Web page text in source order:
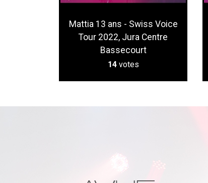
Mattia 13 ans - Swiss Voice
Tour 2022, Jura Centre
Bassecourt
14 votes